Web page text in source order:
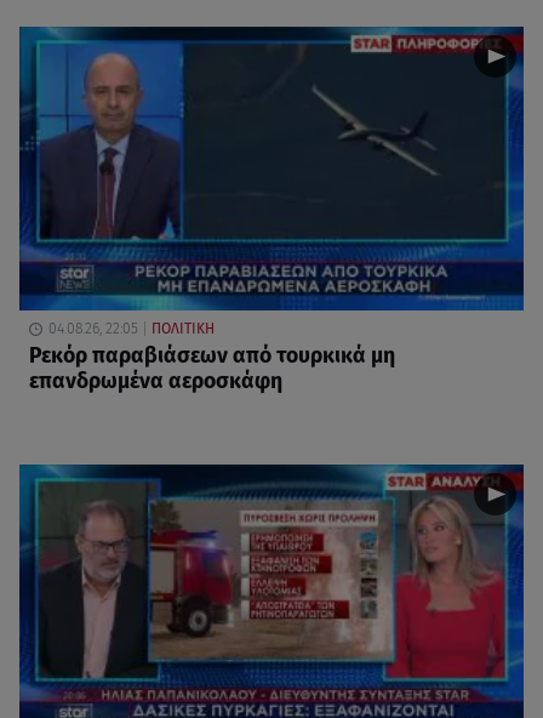
04.08.26, 22:05 ΠΟΛΙΤΙΚΗ
Ρεκόρ παραβιάσεων από τουρκικά μη
επανδρωμένα αεροσκάφη